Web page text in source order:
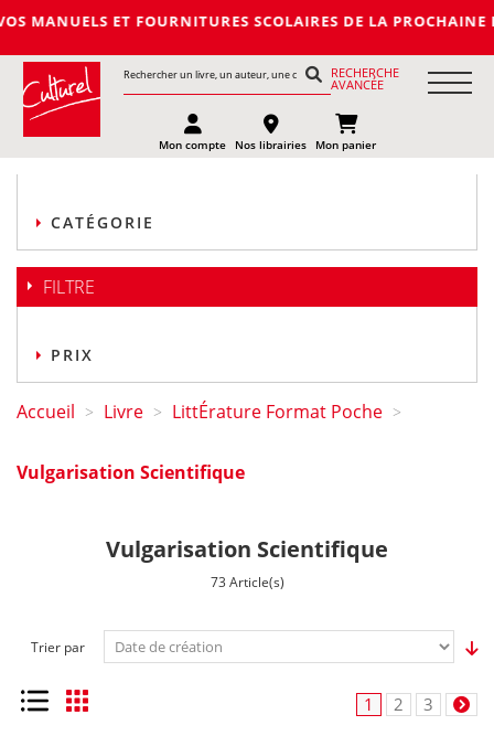
ET FOURNITURES SCOLAIRES DE LA
RECHERCHE
AVANCÉE
Mon compte Nos librairies Mon panier
CATÉGORIE
FILTRE
PRIX
Accueil > Livre > LittÉrature Format Poche >
Vulgarisation Scientifique
Vulgarisation Scientifique
73 Article(s)
Trier par
Liste Grille 1 2 3